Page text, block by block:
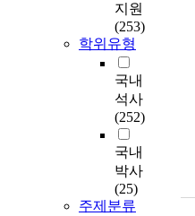
지원
(253)
학위유형
국내
석사
(252)
국내
박사
(25)
주제분류